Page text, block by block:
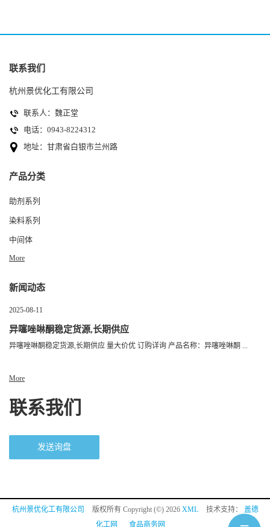
联系我们
杭州景优化工有限公司
联系人：魏正堂
电话：0943-8224312
地址：甘肃省白银市兰州路
产品分类
助剂系列
染料系列
中间体
More
新闻动态
2025-08-11
异噻唑啉酮稳定货源,长期供应
异噻唑啉酮稳定货源,长期供应 量大价优 订购详询 产品名称：异噻唑啉酮 ...
More
联系我们
发送询盘
杭州景优化工有限公司 版权所有 Copyright (©) 2026 XML 技术支持： 盖德
化工网
食品商务网